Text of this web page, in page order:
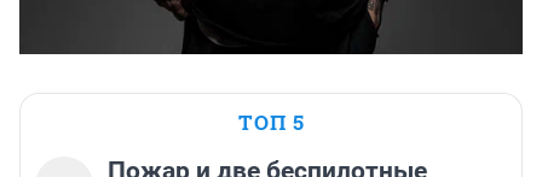
ТОП 5
Пожар и две беспилотные